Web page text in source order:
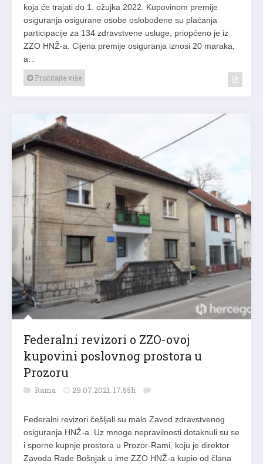
koja će trajati do 1. ožujka 2022. Kupovinom premije
osiguranja osigurane osobe oslobođene su plaćanja
participacije za 134 zdravstvene usluge, priopćeno je iz
ZZO HNŽ-a. Cijena premije osiguranja iznosi 20 maraka,
a…
Pročitajte više
Federalni revizori o ZZO-ovoj
kupovini poslovnog prostora u
Prozoru
Rama 29.07.2021. 17:55h
Federalni revizori češljali su malo Zavod zdravstvenog
osiguranja HNŽ-a. Uz mnoge nepravilnosti dotaknuli su se
i sporne kupnje prostora u Prozor-Rami, koju je direktor
Zavoda Rade Bošnjak u ime ZZO HNŽ-a kupio od člana